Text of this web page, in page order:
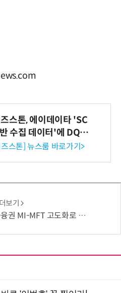
스톤, 에이데이타 'SC
수집 데이터'에 DQ인
고 등급 수여
스톤] 뉴스룸 바로가기>
보기
도화로 대규모 인프라 통합 역량 입증